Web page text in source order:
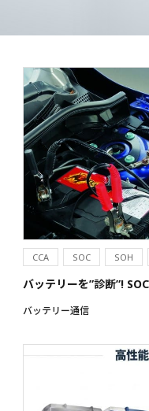
CCA SOC SOH
バッテリーを”診断”!
バッテリー通信